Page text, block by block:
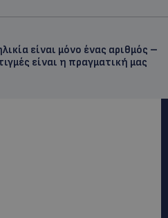
είναι μόνο ένας αριθμός –
είναι η πραγματική μας